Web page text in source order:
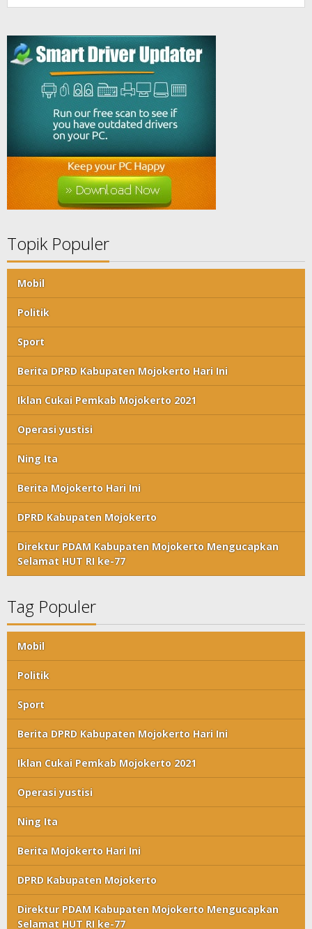
Topik Populer
Mobil
Politik
Sport
Berita DPRD Kabupaten Mojokerto Hari Ini
Iklan Cukai Pemkab Mojokerto 2021
Operasi yustisi
Ning Ita
Berita Mojokerto Hari Ini
DPRD Kabupaten Mojokerto
Direktur PDAM Kabupaten Mojokerto Mengucapkan
Selamat HUT RI ke-77
Tag Populer
Mobil
Politik
Sport
Berita DPRD Kabupaten Mojokerto Hari Ini
Iklan Cukai Pemkab Mojokerto 2021
Operasi yustisi
Ning Ita
Berita Mojokerto Hari Ini
DPRD Kabupaten Mojokerto
Direktur PDAM Kabupaten Mojokerto Mengucapkan
Selamat HUT RI ke-77